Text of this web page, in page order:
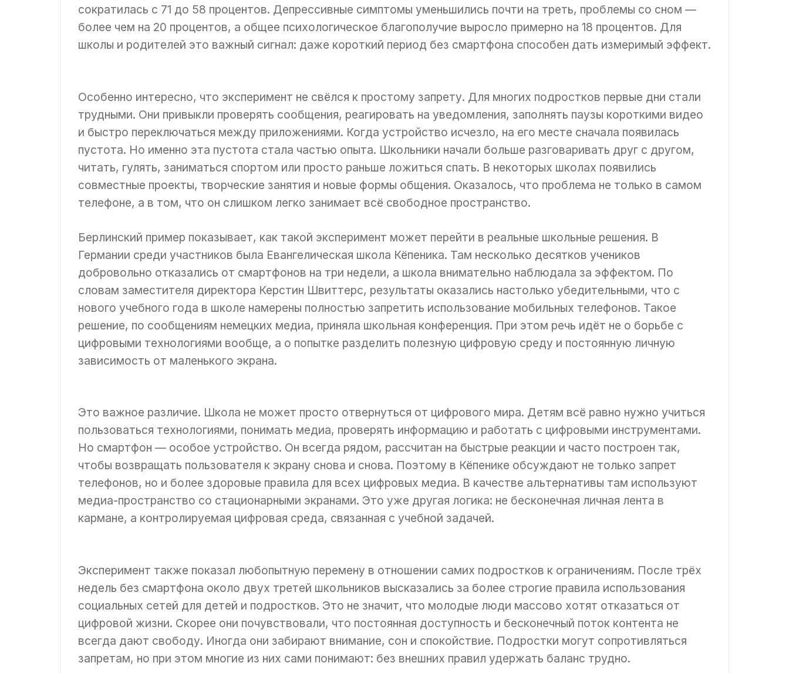
сократилась с 71 до 58 процентов. Депрессивные симптомы уменьшились почти на треть, проблемы со сном —
более чем на 20 процентов, а общее психологическое благополучие выросло примерно на 18 процентов. Для
школы и родителей это важный сигнал: даже короткий период без смартфона способен дать измеримый эффект.
Особенно интересно, что эксперимент не свёлся к простому запрету. Для многих подростков первые дни стали
трудными. Они привыкли проверять сообщения, реагировать на уведомления, заполнять паузы короткими видео
и быстро переключаться между приложениями. Когда устройство исчезло, на его месте сначала появилась
пустота. Но именно эта пустота стала частью опыта. Школьники начали больше разговаривать друг с другом,
читать, гулять, заниматься спортом или просто раньше ложиться спать. В некоторых школах появились
совместные проекты, творческие занятия и новые формы общения. Оказалось, что проблема не только в самом
телефоне, а в том, что он слишком легко занимает всё свободное пространство.
Берлинский пример показывает, как такой эксперимент может перейти в реальные школьные решения. В
Германии среди участников была Евангелическая школа Кёпеника. Там несколько десятков учеников
добровольно отказались от смартфонов на три недели, а школа внимательно наблюдала за эффектом. По
словам заместителя директора Керстин Швиттерс, результаты оказались настолько убедительными, что с
нового учебного года в школе намерены полностью запретить использование мобильных телефонов. Такое
решение, по сообщениям немецких медиа, приняла школьная конференция. При этом речь идёт не о борьбе с
цифровыми технологиями вообще, а о попытке разделить полезную цифровую среду и постоянную личную
зависимость от маленького экрана.
Это важное различие. Школа не может просто отвернуться от цифрового мира. Детям всё равно нужно учиться
пользоваться технологиями, понимать медиа, проверять информацию и работать с цифровыми инструментами.
Но смартфон — особое устройство. Он всегда рядом, рассчитан на быстрые реакции и часто построен так,
чтобы возвращать пользователя к экрану снова и снова. Поэтому в Кёпенике обсуждают не только запрет
телефонов, но и более здоровые правила для всех цифровых медиа. В качестве альтернативы там используют
медиа-пространство со стационарными экранами. Это уже другая логика: не бесконечная личная лента в
кармане, а контролируемая цифровая среда, связанная с учебной задачей.
Эксперимент также показал любопытную перемену в отношении самих подростков к ограничениям. После трёх
недель без смартфона около двух третей школьников высказались за более строгие правила использования
социальных сетей для детей и подростков. Это не значит, что молодые люди массово хотят отказаться от
цифровой жизни. Скорее они почувствовали, что постоянная доступность и бесконечный поток контента не
всегда дают свободу. Иногда они забирают внимание, сон и спокойствие. Подростки могут сопротивляться
запретам, но при этом многие из них сами понимают: без внешних правил удержать баланс трудно.